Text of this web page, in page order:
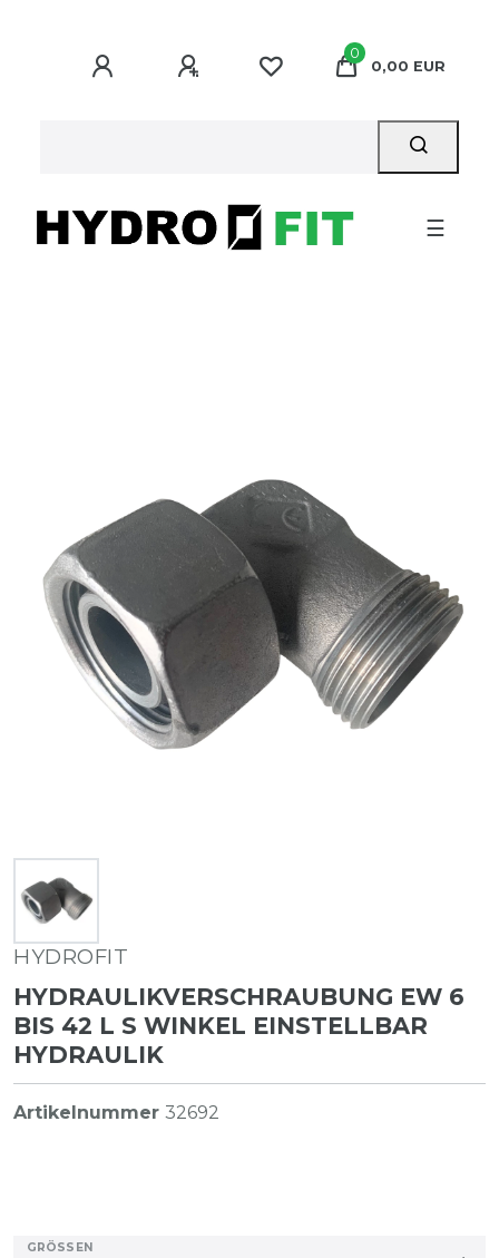
0
0,00 EUR
☰
HYDROFIT
HYDRAULIKVERSCHRAUBUNG EW 6
BIS 42 L S WINKEL EINSTELLBAR
HYDRAULIK
Artikelnummer 32692
GRÖSSEN